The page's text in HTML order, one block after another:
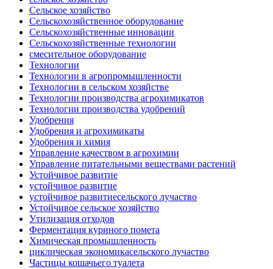
Сельское хозяйство
Сельскохозяйственное оборудование
Сельскохозяйственные инновации
Сельскохозяйственные технологии
смесительное оборудование
Технологии
Технологии в агропромышленности
Технологии в сельском хозяйстве
Технологии производства агрохимикатов
Технологии производства удобрений
Удобрения
Удобрения и агрохимикаты
Удобрения и химия
Управление качеством в агрохимии
Управление питательными веществами растений
Устойчивое развитие
устойчивое развитие
устойчивое развитиесельского лучаство
Устойчивое сельское хозяйство
Утилизация отходов
Ферментация куриного помета
Химическая промышленность
циклическая экономикасельского лучаство
Частицы кошачьего туалета